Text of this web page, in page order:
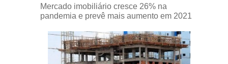
Mercado imobiliário cresce 26% na
pandemia e prevê mais aumento em 2021